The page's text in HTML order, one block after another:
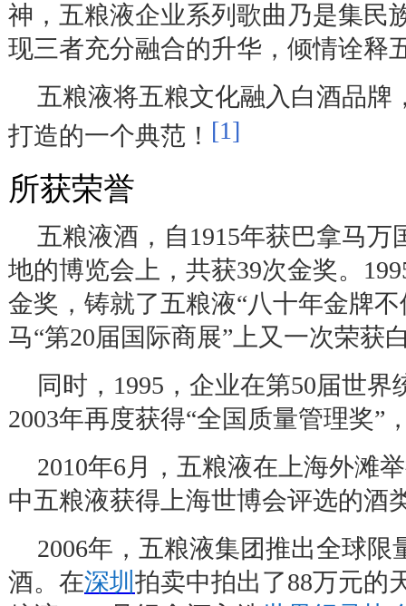
神，五粮液企业系列歌曲乃是集民
现三者充分融合的升华，倾情诠释
五粮液将五粮文化融入白酒品牌
打造的一个典范！ [1]
所获荣誉
五粮液酒，自1915年获巴拿马万
地的博览会上，共获39次金奖。
金奖，铸就了五粮液“八十年金牌不
马“第20届国际商展” 上又一次荣获
同时， 1995 ，企业在第50届世界
2003年再度获得“全国质量管理奖”
2010年6月，五粮液在上海外滩
中五粮液获得上海世博会评选的酒
2006年，五粮液集团推出全球限
酒。在深圳 拍卖中拍出了88万元的